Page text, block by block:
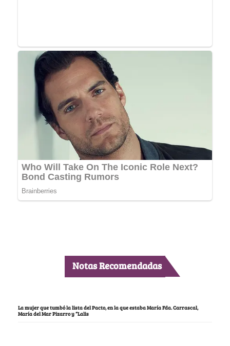
Notas Recomendadas
La mujer que tumbó la lista del Pacto, en la que estaba María Fda. Carrascal,
María del Mar Pizarro y “Lalis